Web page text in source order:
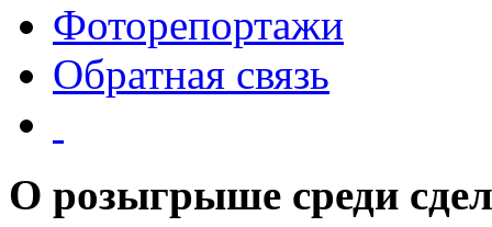
Фоторепортажи
Обратная связь
О розыгрыше среди